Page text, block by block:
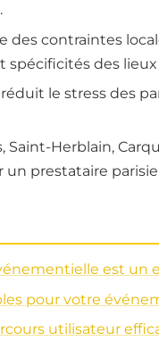
des contraintes
spécificités des
le stress des
Saint-Herblain,
un prestataire
est un
pour votre
utilisateur